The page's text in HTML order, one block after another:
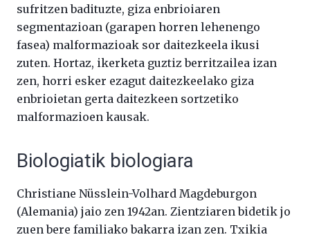
sufritzen badituzte, giza enbrioiaren
segmentazioan (garapen horren lehenengo
fasea) malformazioak sor daitezkeela ikusi
zuten. Hortaz, ikerketa guztiz berritzailea izan
zen, horri esker ezagut daitezkeelako giza
enbrioietan gerta daitezkeen sortzetiko
malformazioen kausak.
Biologiatik biologiara
Christiane Nüsslein-Volhard Magdeburgon
(Alemania) jaio zen 1942an. Zientziaren bidetik jo
zuen bere familiako bakarra izan zen. Txikia